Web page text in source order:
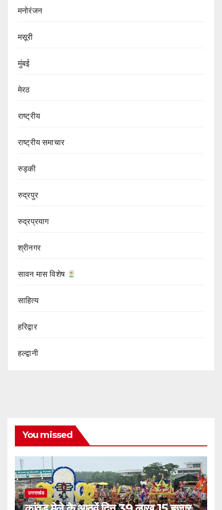
मनोरंजन
मसूरी
मुंबई
मेरठ
राष्ट्रीय
राष्ट्रीय समाचार
रुड़की
रुद्रपुर
रुद्रप्रयाग
श्रीनगर
सावन मास विशेष
साहित्य
हरिद्वार
हल्द्वानी
You missed
उत्तराखंड